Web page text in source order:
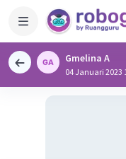
Gmelina A
04 Januari 2023